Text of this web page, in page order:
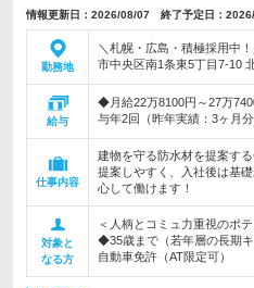
情報更新日：2026/08/07 終了予定日：
勤務地
＼札幌・広島・積極採用中
市中央区南1条東5丁目7-10
給与
◆月給22万8100円～27万
与年2回（昨年実績：3ヶ月
仕事内容
建物を守る防水材を提案す
提案しやすく、入社後は基
心して働けます！
対象と
なる方
＜人柄とコミュ力重視のポ
◆35歳まで（若年層の長期
自動車免許（AT限定可）